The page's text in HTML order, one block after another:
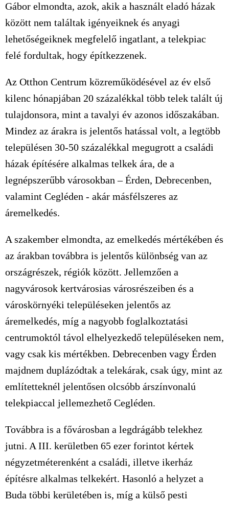
Gábor elmondta, azok, akik a használt eladó házak
között nem találtak igényeiknek és anyagi
lehetőségeiknek megfelelő ingatlant, a telekpiac
felé fordultak, hogy építkezzenek.
Az Otthon Centrum közreműködésével az év első
kilenc hónapjában 20 százalékkal több telek talált új
tulajdonsora, mint a tavalyi év azonos időszakában.
Mindez az árakra is jelentős hatással volt, a legtöbb
településen 30-50 százalékkal megugrott a családi
házak építésére alkalmas telkek ára, de a
legnépszerűbb városokban – Érden, Debrecenben,
valamint Cegléden - akár másfélszeres az
áremelkedés.
A szakember elmondta, az emelkedés mértékében és
az árakban továbbra is jelentős különbség van az
országrészek, régiók között. Jellemzően a
nagyvárosok kertvárosias városrészeiben és a
városkörnyéki településeken jelentős az
áremelkedés, míg a nagyobb foglalkoztatási
centrumoktól távol elhelyezkedő településeken nem,
vagy csak kis mértékben. Debrecenben vagy Érden
majdnem duplázódtak a telekárak, csak úgy, mint az
említetteknél jelentősen olcsóbb árszínvonalú
telekpiaccal jellemezhető Cegléden.
Továbbra is a fővárosban a legdrágább telekhez
jutni. A III. kerületben 65 ezer forintot kértek
négyzetméterenként a családi, illetve ikerház
építésre alkalmas telkekért. Hasonló a helyzet a
Buda többi kerületében is, míg a külső pesti